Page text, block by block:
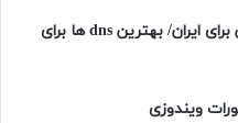
بهترین DNS های پرسرعت و رایگان برای ایران/ بهترین dns ها برای
ویندوزی